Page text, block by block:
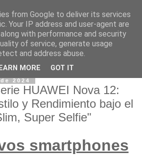
2024
HUAWEI Nova 12:
y Rendimiento bajo el
Super Selfie"
smartphones
from Google to deliver its services
Your IP address and user-agent are
with performance and security
of service, generate usage
and address abuse.
MORE GOT IT